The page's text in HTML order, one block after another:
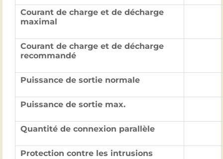
Courant de charge et de décharge
maximal
Courant de charge et de décharge
recommandé
Puissance de sortie normale
Puissance de sortie max.
Quantité de connexion parallèle
Protection contre les intrusions